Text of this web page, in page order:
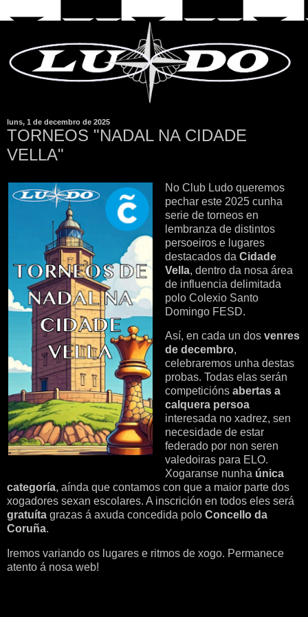
luns, 1 de decembro de 2025
TORNEOS "NADAL NA CIDADE
VELLA"
No Club Ludo queremos
pechar este 2025 cunha
serie de torneos en
lembranza de distintos
persoeiros e lugares
destacados da Cidade
Vella, dentro da nosa área
de influencia delimitada
polo Colexio Santo
Domingo FESD.
Así, en cada un dos venres
de decembro,
celebraremos unha destas
probas. Todas elas serán
competicións abertas a
calquera persoa
interesada no xadrez, sen
necesidade de estar
federado por non seren
valedoiras para ELO.
Xogaranse nunha única
categoría, aínda que contamos con que a maior parte dos
xogadores sexan escolares. A inscrición en todos eles será
gratuíta grazas á axuda concedida polo Concello da
Coruña.
Iremos variando os lugares e ritmos de xogo. Permanece
atento á nosa web!